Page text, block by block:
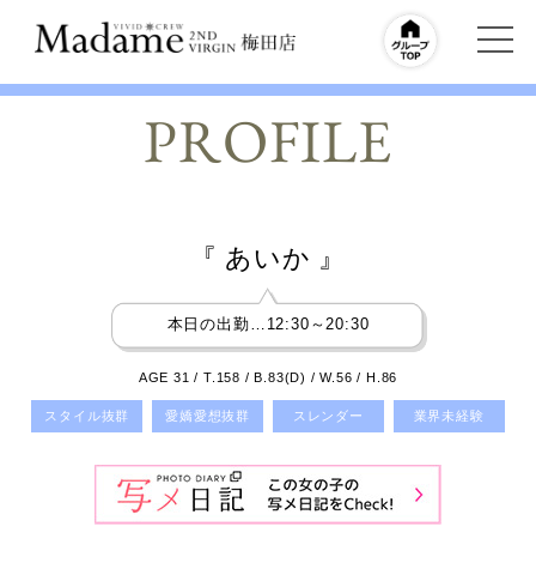
PROFILE
『 あいか 』
本日の出勤… 12:30 ～20:30
AGE 31 / T.158 / B.83(D) / W.56 / H.86
スタイル抜群 愛嬌愛想抜群 スレンダー 業界未経験